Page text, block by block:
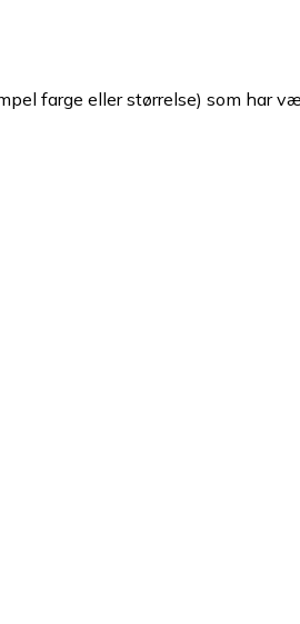
farge eller størrelse) som har